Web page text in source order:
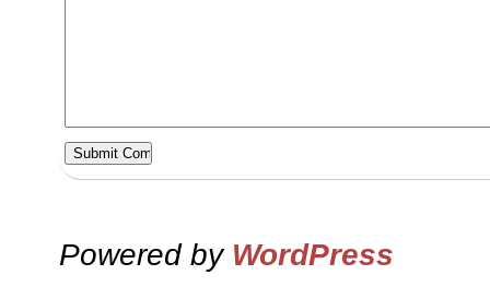
Powered by WordPress